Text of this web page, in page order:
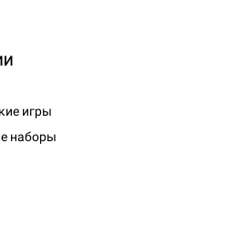
игры
наборы